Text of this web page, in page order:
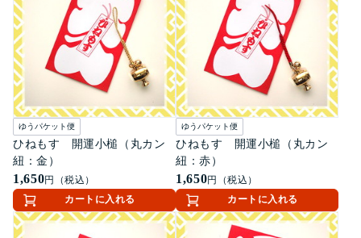
ゆうパケット便
ひねもす 開運小槌（丸カン
紐：金）
1,650円（税込）
カートに入れる
ゆうパケット便
ひねもす 開運小槌（丸カン
紐：赤）
1,650円（税込）
カートに入れる